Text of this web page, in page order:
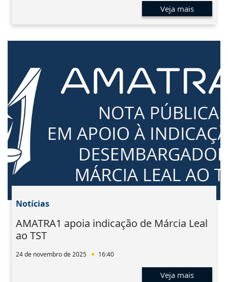
Veja mais
Notícias
AMATRA1 apoia indicação de Márcia Leal
ao TST
24 de novembro de 2025 16:40
Veja mais